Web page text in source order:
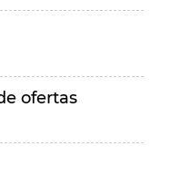
ofertas